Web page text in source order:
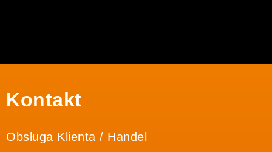
Kontakt
Obsługa Klienta / Handel